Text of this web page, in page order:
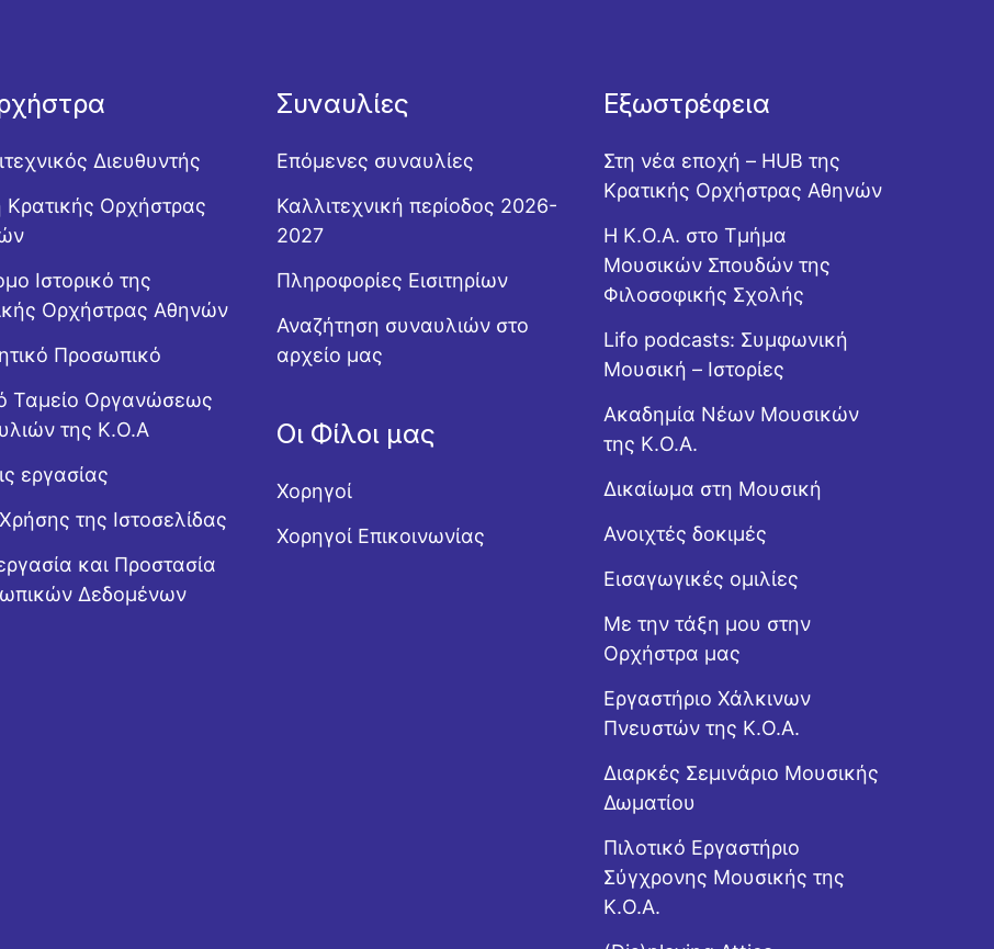
Διευθυντής
Ορχήστρας
Ιστορικό της
Ορχήστρας Αθηνών
Προσωπικό
Ταμείο Οργανώσεως
της Κ.Ο.Α
εργασίας
της Ιστοσελίδας
και Προστασία
Δεδομένων
Συναυλίες
Επόμενες συναυλίες
Καλλιτεχνική περίοδος 2026-
2027
Πληροφορίες Εισιτηρίων
Αναζήτηση συναυλιών στο
αρχείο μας
Οι Φίλοι μας
Χορηγοί
Χορηγοί Επικοινωνίας
Εξωστρέφεια
Στη νέα εποχή – HUB της
Κρατικής Ορχήστρας Αθηνών
Η Κ.Ο.Α. στο Τμήμα
Μουσικών Σπουδών της
Φιλοσοφικής Σχολής
Lifo podcasts: Συμφωνική
Μουσική – Ιστορίες
Ακαδημία Νέων Μουσικών
της Κ.Ο.Α.
Δικαίωμα στη Μουσική
Ανοιχτές δοκιμές
Εισαγωγικές ομιλίες
Με την τάξη μου στην
Ορχήστρα μας
Εργαστήριo Χάλκινων
Πνευστών της Κ.Ο.Α.
Διαρκές Σεμινάριο Μουσικής
Δωματίου
Πιλοτικό Εργαστήριο
Σύγχρονης Μουσικής της
Κ.Ο.Α.